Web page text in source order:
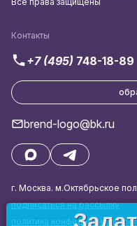
Контакты
+7 (495) 748-18-89
brend-logo@bk.ru
г. Москва. м.Октябрьское
подписаться на рассылку
политика